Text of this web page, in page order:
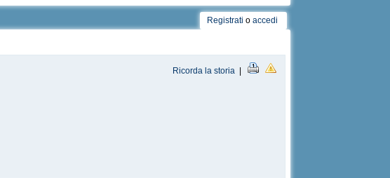
Registrati o accedi
Ricorda la storia |